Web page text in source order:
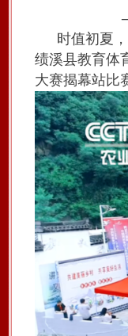
时值初夏
绩溪县教育体
大赛揭幕站比